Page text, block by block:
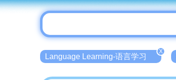
Language Learning-语言学习
X